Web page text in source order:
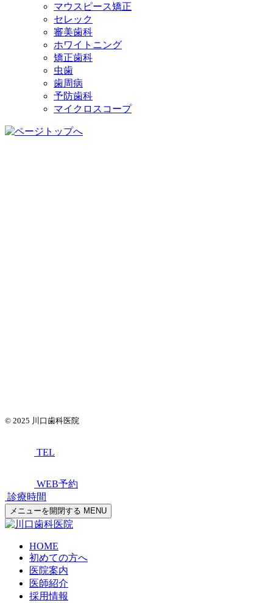
マウスピース矯正
セレック
審美歯科
ホワイトニング
矯正歯科
虫歯
歯周病
予防歯科
マイクロスコープ
© 2025 川口歯科医院
TEL
WEB予約
診療時間
メニューを開閉する MENU
HOME
初めての方へ
医院案内
医師紹介
採用情報